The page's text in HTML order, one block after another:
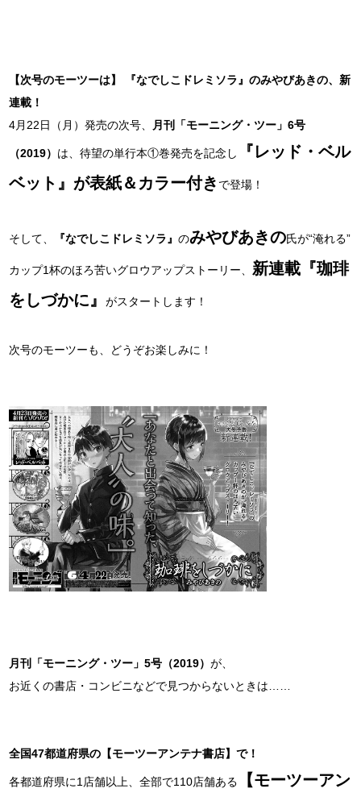
【次号のモーツーは】 『なでしこドレミソラ』のみやびあきの、新
連載！
4月22日（月）発売の次号、
月刊「モーニング・ツー」6号
（2019） は、待望の単行本①巻発売を記念し
『レッド・ベル
ベット』が表紙＆カラー付き で登場！
そして、 『なでしこドレミソラ』のみやびあきの氏が“淹れる”
カップ1杯のほろ苦いグロウアップストーリー、 新連載『珈琲
をしづかに』がスタートします！
次号のモーツーも、どうぞお楽しみに！
月刊「モーニング・ツー」5号（2019）が、
お近くの書店・コンビニなどで見つからないときは……
全国47都道府県の【モーツーアンテナ書店】で！
各都道府県に1店舗以上、全部で110店舗ある
【モーツーアン